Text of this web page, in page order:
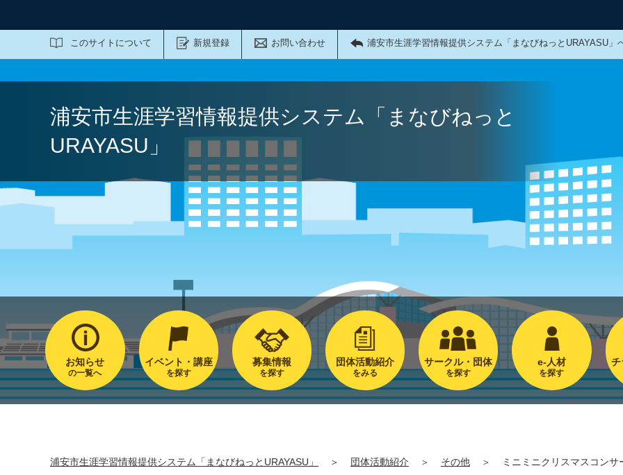
このサイトについて 新規登録 お問い合わせ 浦安市生涯学習情報提供システム「まなびねっとURAYASU」
サイト内検索
浦安市生涯学習情報提供システム「まなびねっと
URAYASU」
お知らせ
の一覧へ
イベント・講座
を探す
募集情報
を探す
団体活動紹介
をみる
サークル・団体
を探す
e-人材
を探す
チ
浦安市生涯学習情報提供システム「まなびねっとURAYASU」 ＞ 団体活動紹介 ＞ その他 ＞ ミニミニクリスマスコンサ